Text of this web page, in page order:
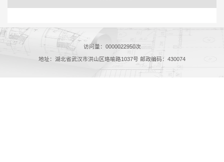
访问量： 0000022950次
地址：湖北省武汉市洪山区珞喻路1037号 邮政编码：430074